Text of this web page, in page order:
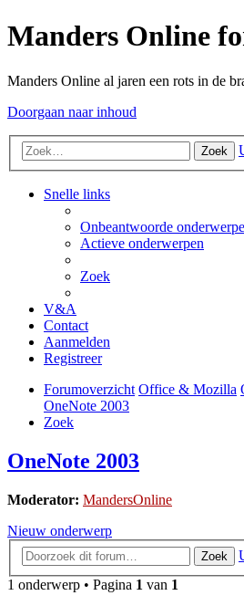
Manders Online
Manders Online al jaren een rots in de
Doorgaan naar inhoud
Zoek
Snelle links
Onbeantwoorde
Actieve onderwerpen
Zoek
V&A
Contact
Aanmelden
Registreer
Forumoverzicht Office & Mozilla
OneNote 2003
Zoek
OneNote 2003
Moderator: MandersOnline
Nieuw onderwerp
Zoek
1 onderwerp • Pagina 1 van 1